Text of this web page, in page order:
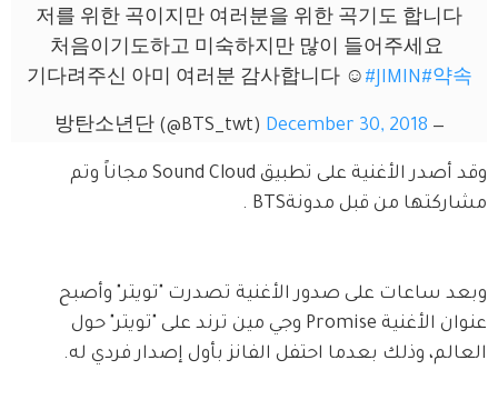
저를 위한 곡이지만 여러분을 위한 곡기도 합니다
처음이기도하고 미숙하지만 많이 들어주세요
기다려주신 아미 여러분 감사합니다 ☺️ #JIMIN#약속
— 방탄소년단 (@BTS_twt)
December 30, 2018
وقد أصدر الأغنية على تطبيق Sound Cloud مجاناً وتم
مشاركتها من قبل مدونةBTS .
وبعد ساعات على صدور الأغنية تصدرت "تويتر" وأصبح
عنوان الأغنية Promise وجي مين ترند على "تويتر" حول
العالم، وذلك بعدما احتفل الفانز بأول إصدار فردي له.